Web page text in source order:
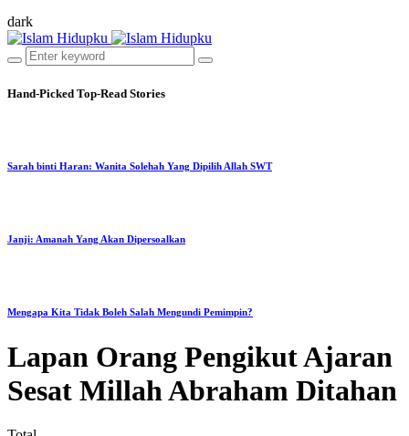
dark
Hand-Picked Top-Read Stories
Sarah binti Haran: Wanita Solehah Yang Dipilih Allah SWT
Janji: Amanah Yang Akan Dipersoalkan
Mengapa Kita Tidak Boleh Salah Mengundi Pemimpin?
Lapan Orang Pengikut Ajaran
Sesat Millah Abraham Ditahan